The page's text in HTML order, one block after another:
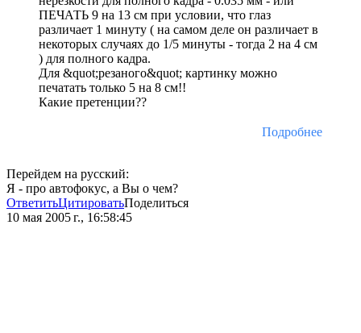
ПЕЧАТЬ 9 на 13 см при условии, что глаз
различает 1 минуту ( на самом деле он различает в
некоторых случаях до 1/5 минуты - тогда 2 на 4 см
) для полного кадра.
Для &quot;резаного&quot; картинку можно
печатать только 5 на 8 см!!
Какие претенции??
Подробнее
Перейдем на русский:
Я - про автофокус, а Вы о чем?
ОтветитьЦитироватьПоделиться
10 мая 2005 г., 16:58:45